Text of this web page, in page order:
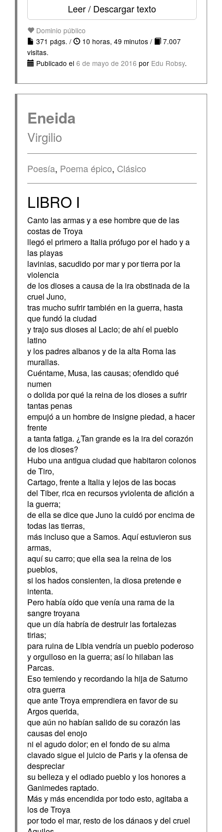
Leer / Descargar texto
Dominio público
371 págs. /
10 horas, 49 minutos /
7.007
visitas.
Publicado el 6 de mayo de 2016 por Edu Robsy.
Eneida
Virgilio
Poesía, Poema épico, Clásico
LIBRO I
Canto las armas y a ese hombre que de las
costas de Troya
llegó el primero a Italia prófugo por el hado y a
las playas
lavinias, sacudido por mar y por tierra por la
violencia
de los dioses a causa de la ira obstinada de la
cruel Juno,
tras mucho sufrir también en la guerra, hasta
que fundó la ciudad
y trajo sus dioses al Lacio; de ahí el pueblo
latino
y los padres albanos y de la alta Roma las
murallas.
Cuéntame, Musa, las causas; ofendido qué
numen
o dolida por qué la reina de los dioses a sufrir
tantas penas
empujó a un hombre de insigne piedad, a hacer
frente
a tanta fatiga. ¿Tan grande es la ira del corazón
de los dioses?
Hubo una antigua ciudad que habitaron colonos
de Tiro,
Cartago, frente a Italia y lejos de las bocas
del Tiber, rica en recursos yviolenta de afición a
la guerra;
de ella se dice que Juno la cuidó por encima de
todas las tierras,
más incluso que a Samos. Aquí estuvieron sus
armas,
aquí su carro; que ella sea la reina de los
pueblos,
si los hados consienten, la diosa pretende e
intenta.
Pero había oído que venía una rama de la
sangre troyana
que un día habría de destruir las fortalezas
tirias;
para ruina de Libia vendría un pueblo poderoso
y orgulloso en la guerra; así lo hilaban las
Parcas.
Eso temiendo y recordando la hija de Saturno
otra guerra
que ante Troya emprendiera en favor de su
Argos querida,
que aún no habían salido de su corazón las
causas del enojo
ni el agudo dolor; en el fondo de su alma
clavado sigue el juicio de Paris y la ofensa de
despreciar
su belleza y el odiado pueblo y los honores a
Ganimedes raptado.
Más y más encendida por todo esto, agitaba a
los de Troya
por todo el mar, resto de los dánaos y del cruel